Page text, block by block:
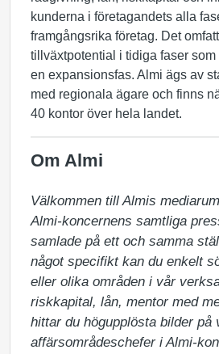
kunderna i företagandets alla
framgångsrika företag. Det
tillväxtpotential i tidiga faser
en expansionsfas. Almi ägs av
med regionala ägare och finns
40 kontor över hela landet.
Om Almi
Välkommen till Almis
Almi-koncernens samtliga
samlade på ett och samma
något specifikt kan du enkelt
eller olika områden i vår
riskkapital, lån, mentor med
hittar du högupplösta bilder på
affärsområdeschefer i Almi-